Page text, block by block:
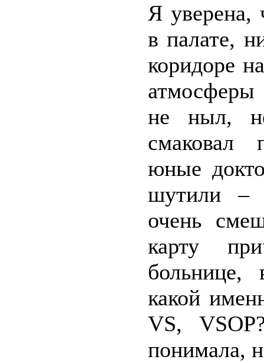
Я уверена,
в палате,
коридоре
атмосферы
не ныл,
смаковал
юные
шутили –
очень
карту
какой
VS,
понимала,